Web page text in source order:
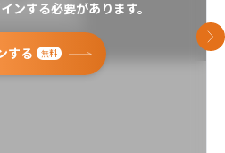
ンする必要があります。
する 無料
次